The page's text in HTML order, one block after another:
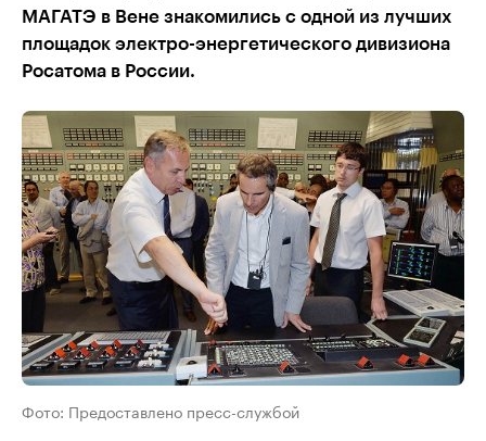
МАГАТЭ в Вене знакомились с одной из лучших
площадок электро-энергетического дивизиона
Росатома в России.
Фото: Предоставлено пресс-службой